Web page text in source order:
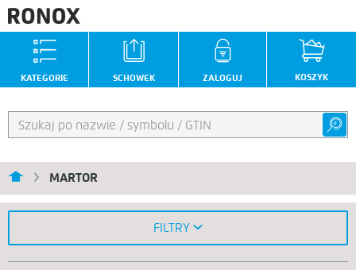
ZALOGUJ KOSZYK
SCHOWEK
KATEGORIE
MARTOR
FILTRY